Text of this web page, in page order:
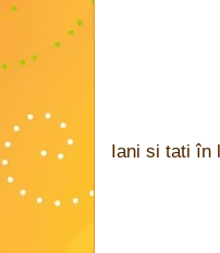
Iani si tati în